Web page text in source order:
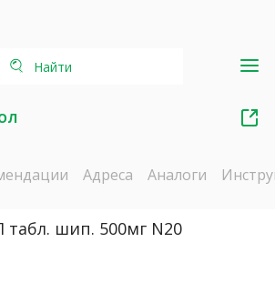
Найти
Адреса Аналоги
шип. 500мг N20